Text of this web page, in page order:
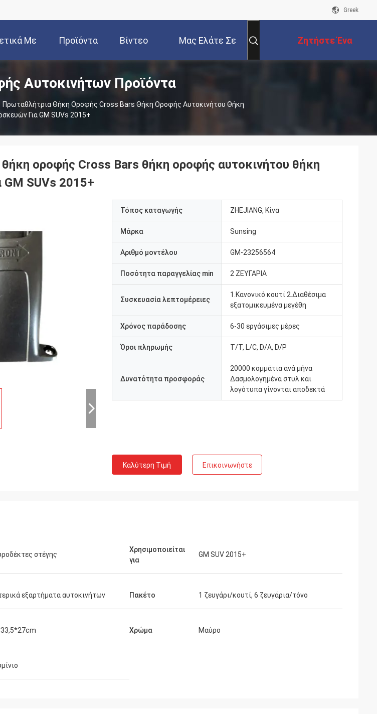
Greek
Με
Εμάς
Προϊόντα Βίντεο Μας Ελάτε Σε Ζητήστε Ένα
Απόσπασμα
Αυτοκινήτων Προϊόντα
Πρωταθλήτρια Θήκη Οροφής Cross Bars Θήκη Οροφής Αυτοκινήτου Θήκη
Για GM SUVs 2015+
οροφής Cross Bars θήκη οροφής αυτοκινήτου θήκη
SUVs 2015+
Τόπος καταγωγής ZHEJIANG, Κίνα
Μάρκα Sunsing
Αριθμό μοντέλου GM-23256564
Ποσότητα παραγγελίας min 2 ΖΕΥΓΑΡΙΑ
Συσκευασία λεπτομέρειες
1.Κανονικό κουτί 2.Διαθέσιμα
εξατομικευμένα μεγέθη
Χρόνος παράδοσης 6-30 εργάσιμες μέρες
Όροι πληρωμής Τ/Τ, L/C, D/A, D/P
Δυνατότητα προσφοράς
20000 κομμάτια ανά μήνα
Δασμολογημένα στυλ και
λογότυπα γίνονται αποδεκτά
Καλύτερη Τιμή Επικοινωνήστε
στέγης
Χρησιμοποιείται
για
GM SUV 2015+
εξαρτήματα αυτοκινήτων Πακέτο 1 ζευγάρι/κουτί, 6 ζευγάρια/τόνο
Χρώμα Μαύρο